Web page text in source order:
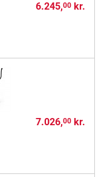
6.245,00kr.
7.026,00kr.